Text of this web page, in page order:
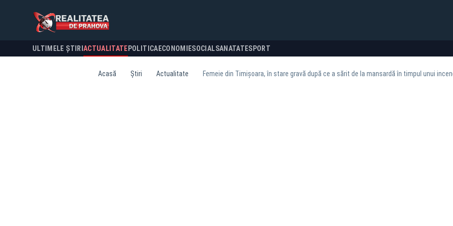
ULTIMELE ȘTIRI ACTUALITATE POLITICA ECONOMIESOCIALSANATATESPORT
Acasă Știri Actualitate Femeie din Timișoara, în stare gravă după ce a sărit de la mansardă în timpul unui